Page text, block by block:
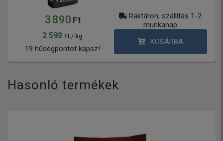
3 890 Ft
2 593 Ft / kg
19 hűségpontot kapsz!
Raktáron, szállítás 1-2
munkanap
KOSÁRBA
Hasonló termékek